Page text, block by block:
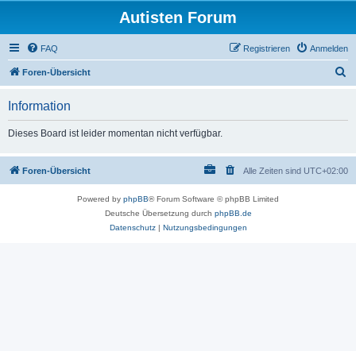
Autisten Forum
FAQ Anmelden
Registrieren
Foren-Übersicht
Information
Dieses Board ist leider momentan nicht verfügbar.
Foren-Übersicht Alle Zeiten sind UTC+02:00
Powered by phpBB® Forum Software © phpBB Limited
Deutsche Übersetzung durch phpBB.de
Datenschutz| Nutzungsbedingungen